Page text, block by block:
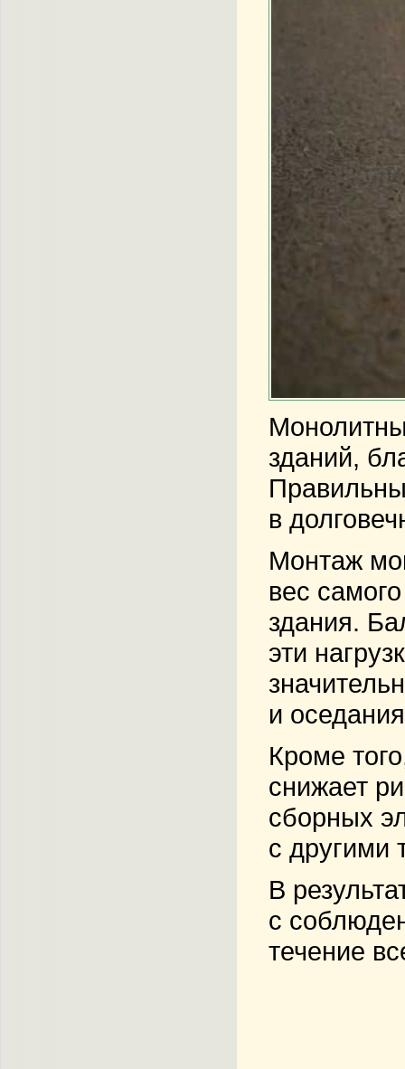
зданий,
в
Монтаж
вес
здания.
эти
и
Кроме
снижает
сборных
с другими
В
с
течение